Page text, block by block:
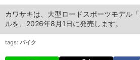
カワサキは、大型ロードスポーツモデル
ルを、2026年8月1日に発売します。
tags: バイク